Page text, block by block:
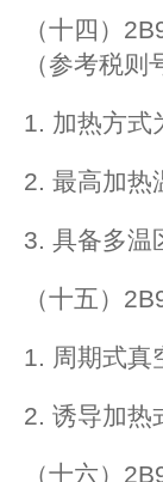
（十四）
（参考税则
1. 加热方式
2. 最高加热
3. 具备多温
（十五）
1. 周期式真
2. 诱导加热
（十六）